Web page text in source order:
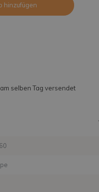
hinzufügen
selben Tag versendet